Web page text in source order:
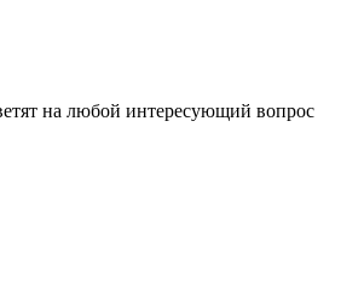
на любой интересующий вопрос